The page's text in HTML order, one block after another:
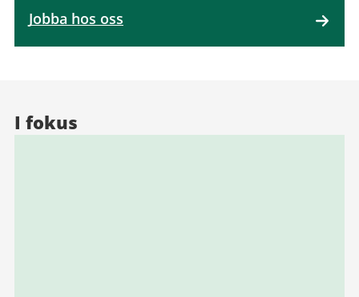
Jobba hos oss
I fokus